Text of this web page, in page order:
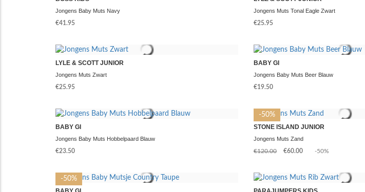
Jongens Baby Muts Navy
€41.95
Jongens Muts Tonal Eagle Zwart
€25.95
LYLE & SCOTT JUNIOR
Jongens Muts Zwart
€25.95
BABY GI
Jongens Baby Muts Beer Blauw
€19.50
BABY GI
Jongens Baby Muts Hobbelpaard Blauw
€23.50
-50%
STONE ISLAND JUNIOR
Jongens Muts Zand
€120.00
€60.00 -50%
-50%